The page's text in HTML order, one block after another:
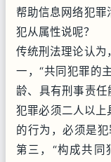
帮助信息网络犯罪
犯从属性说呢？
传统刑法理论认为
一，“共同犯罪的
龄、具有刑事责任
犯罪必须二人以上
的行为，必须是犯
第三，“构成共